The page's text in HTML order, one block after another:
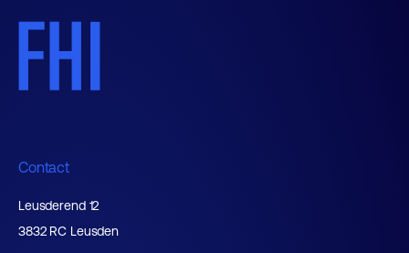
Contact
Leusderend 12
3832 RC Leusden